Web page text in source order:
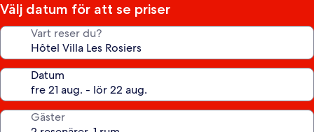
Välj datum för att se priser
Vart reser du?
Datum
Gäster